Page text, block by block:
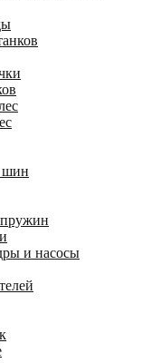
шин
пружин
и насосы